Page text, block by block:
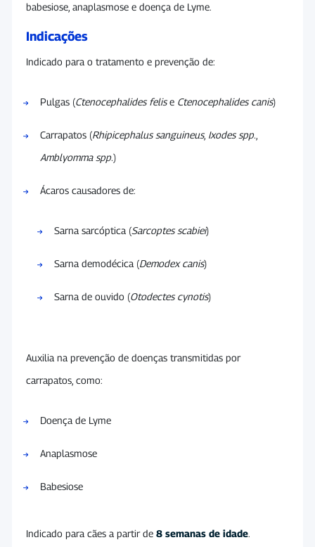
babesiose, anaplasmose e doença de Lyme.
Indicações
Indicado para o tratamento e prevenção de:
Pulgas (Ctenocephalides felise Ctenocephalides canis)
Carrapatos (Rhipicephalus sanguineus, Ixodes spp.
Amblyomma spp.)
Ácaros causadores de:
Sarna sarcóptica (Sarcoptes scabiei)
Sarna demodécica (Demodex canis)
Sarna de ouvido (Otodectes cynotis)
Auxilia na prevenção de doenças transmitidas por
carrapatos, como:
Doença de Lyme
Anaplasmose
Babesiose
Indicado para cães a partir de 8 semanas de idade.